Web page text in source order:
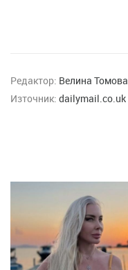
Редактор: Велина Томова
Източник: dailymail.co.uk